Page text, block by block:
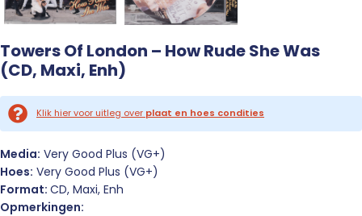
Towers Of London – How Rude She Was
(CD, Maxi, Enh)
Klik hier voor uitleg over plaat en hoes condities
Media: Very Good Plus (VG+)
Hoes: Very Good Plus (VG+)
Format: CD, Maxi, Enh
Opmerkingen: